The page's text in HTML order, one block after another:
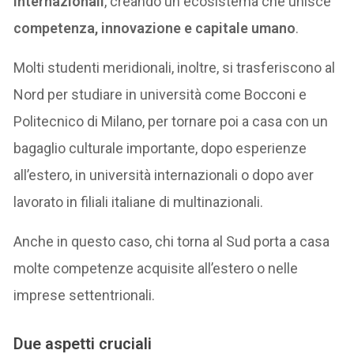
competenza, innovazione e capitale umano.
Molti studenti meridionali, inoltre, si trasferiscono al
Nord per studiare in università come Bocconi e
Politecnico di Milano, per tornare poi a casa con un
bagaglio culturale importante, dopo esperienze
all’estero, in università internazionali o dopo aver
lavorato in filiali italiane di multinazionali.
Anche in questo caso, chi torna al Sud porta a casa
molte competenze acquisite all’estero o nelle
imprese settentrionali.
Due aspetti cruciali